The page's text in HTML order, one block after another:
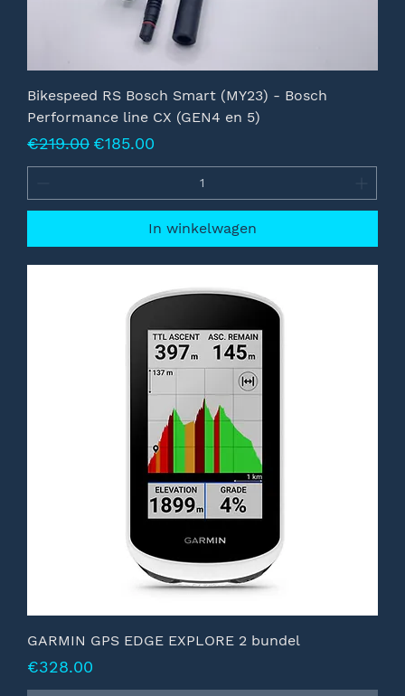
Bikespeed RS Bosch Smart (MY23) - Bosch
Performance line CX (GEN4 en 5)
Normale prijs
€219.00 Verkoopprijs
€185.00
In winkelwagen
GARMIN GPS EDGE EXPLORE 2 bundel
Prijs
€328.00